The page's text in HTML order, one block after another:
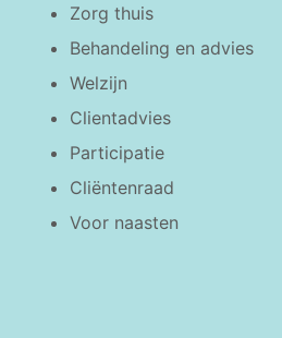
Zorg thuis
Behandeling en advies
Welzijn
Clientadvies
Participatie
Cliëntenraad
Voor naasten